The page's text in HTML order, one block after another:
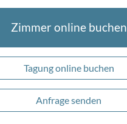
Zimmer online buchen
Tagung online buchen
Anfrage senden